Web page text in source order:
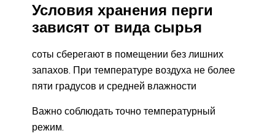
Условия хранения перги
зависят от вида сырья
соты сберегают в помещении без лишних
запахов. При температуре воздуха не более
пяти градусов и средней влажности
Важно соблюдать точно температурный
режим.